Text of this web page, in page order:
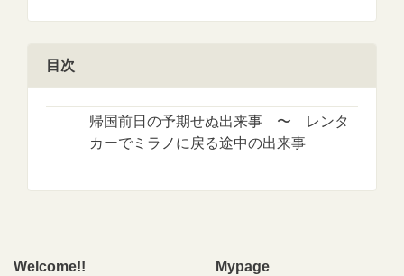
目次
帰国前日の予期せぬ出来事 〜 レンタ
カーでミラノに戻る途中の出来事
Welcome!! Mypage